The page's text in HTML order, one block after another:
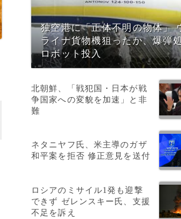
独空港に「正体不明の物体」
ライナ貨物機狙ったか、爆弾
ロボット投入
北朝鮮、「戦犯国・日本が戦
争国家への変貌を加速」と非
難
ネタニヤフ氏、米主導のガザ
和平案を拒否 修正意見を送付
ロシアのミサイル1発も迎撃
できず ゼレンスキー氏、支援
不足を訴え